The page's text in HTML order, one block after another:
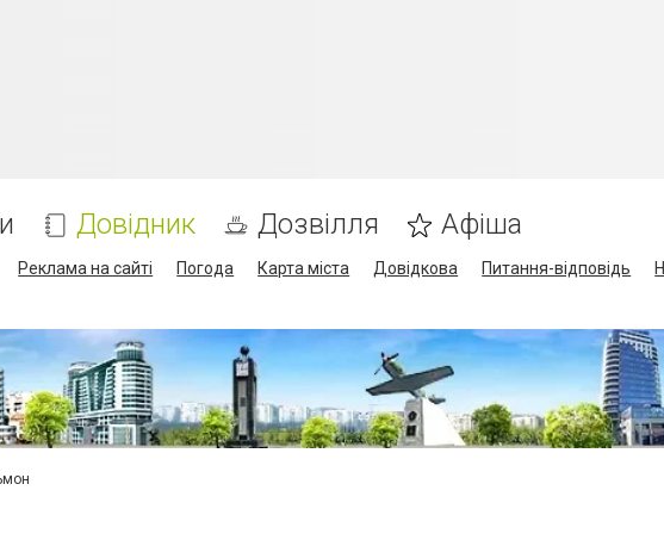
Довідник Дозвілля Афіша
Реклама на сайті Погода Карта міста Довідкова Питання-відповідь